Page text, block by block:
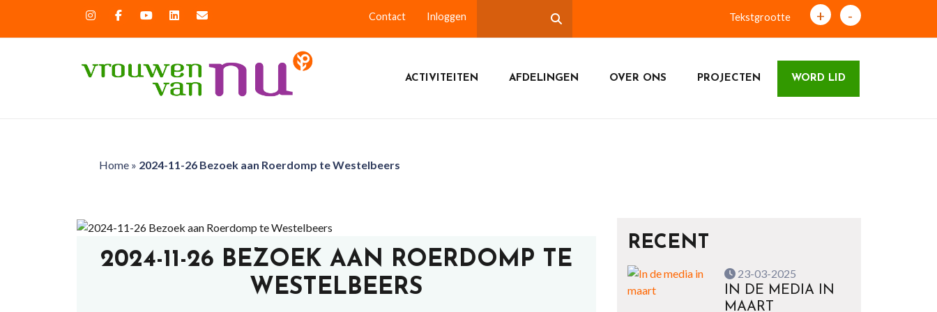
Contact Inloggen Tekstgrootte + -
ACTIVITEITEN AFDELINGEN OVER ONS PROJECTEN WORD LID
Home» 2024-11-26 Bezoek aan Roerdomp te Westelbeers
2024-11-26 BEZOEK AAN ROERDOMP TE
WESTELBEERS
RECENT
23-03-2025
IN DE MEDIA IN
MAART